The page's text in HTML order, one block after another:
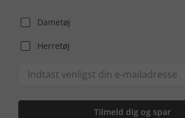
Dametøj
Herretøj
Tilmeld dig og spar